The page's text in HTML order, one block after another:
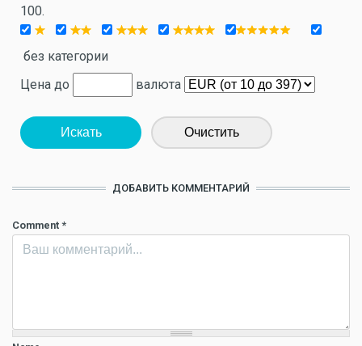
100.
без категории
Цена до
валюта
Искать Очистить
ДОБАВИТЬ КОММЕНТАРИЙ
Comment *